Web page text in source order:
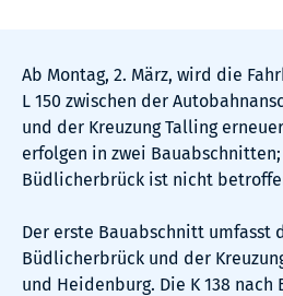
Ab Montag, 2. März, wird die
L 150 zwischen der
und der Kreuzung Talling
erfolgen in zwei
Büdlicherbrück ist nicht
Der erste Bauabschnitt umfasst
Büdlicherbrück und der
und Heidenburg. Die K 138 nach